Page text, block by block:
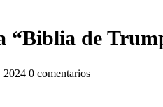
“Biblia de
2024 0 comentarios